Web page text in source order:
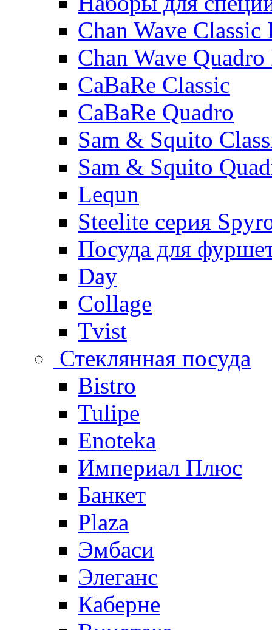
Chan Wave
Chan Wave
CaBaRe Classic
CaBaRe Quadro
Sam & Squito
Sam & Squito
Lequn
Steelite серия
Посуда для
Day
Collage
Tvist
Стеклянная посуда
Bistro
Tulipe
Enoteka
Империал Плюс
Банкет
Plaza
Эмбаси
Элеганс
Каберне